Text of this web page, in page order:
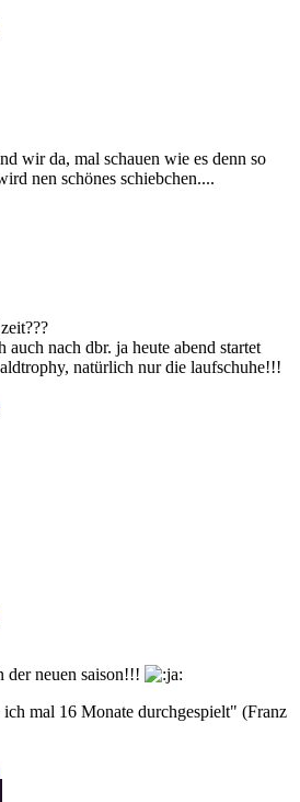
wir da, mal schauen wie es denn so
nen schönes schiebchen....
auch nach dbr. ja heute abend startet
natürlich nur die laufschuhe!!!
der neuen saison!!!
ich mal 16 Monate durchgespielt" (Franz